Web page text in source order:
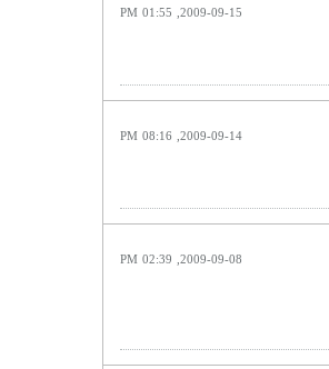
2009-09-15, 01:55 PM
2009-09-14, 08:16 PM
2009-09-08, 02:39 PM